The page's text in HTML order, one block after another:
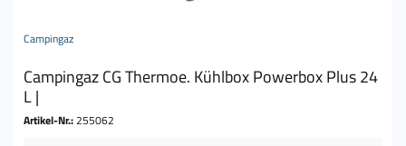
Campingaz
Campingaz CG Thermoe. Kühlbox Powerbox Plus 24
L |
Artikel-Nr.:255062